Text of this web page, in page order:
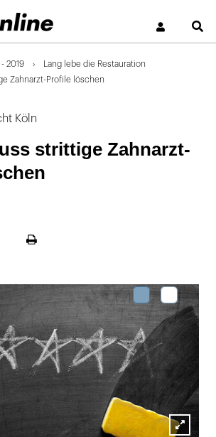
2019
Lang lebe die Restauration
Zahnarzt-Profile löschen
Köln
strittige Zahnarzt-
Seite